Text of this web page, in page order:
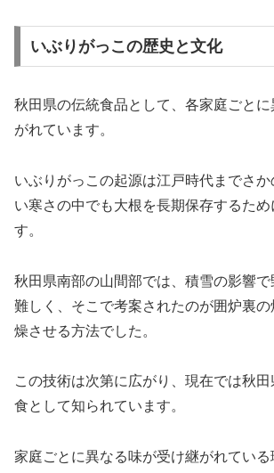
いぶりがっこの歴史と文化
秋田県の伝統食品として、各家庭ごと
がれています。
いぶりがっこの起源は江戸時代までさ
い寒さの中でも大根を長期保存するた
す。
秋田県南部の山間部では、積雪の影響
難しく、そこで考案されたのが囲炉裏
燥させる方法でした。
この技術は次第に広がり、現在では秋
食として知られています。
家庭ごとに異なる味が受け継がれてい